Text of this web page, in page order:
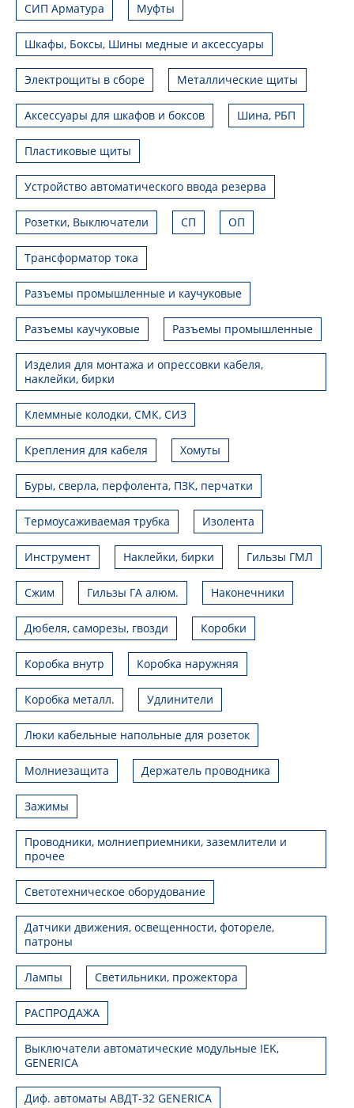
СИП Арматура Муфты
Шкафы, Боксы, Шины медные и аксессуары
Электрощиты в сборе Металлические щиты
Аксессуары для шкафов и боксов Шина, РБП
Пластиковые щиты
Устройство автоматического ввода резерва
Розетки, Выключатели СП ОП
Трансформатор тока
Разъемы промышленные и каучуковые
Разъемы каучуковые Разъемы промышленные
Изделия для монтажа и опрессовки кабеля,
наклейки, бирки
Клеммные колодки, СМК, СИЗ
Крепления для кабеля Хомуты
Буры, сверла, перфолента, ПЗК, перчатки
Термоусаживаемая трубка Изолента
Инструмент Наклейки, бирки Гильзы ГМЛ
Сжим Гильзы ГА алюм. Наконечники
Дюбеля, саморезы, гвозди Коробки
Коробка внутр Коробка наружняя
Коробка металл. Удлинители
Люки кабельные напольные для розеток
Молниезащита Держатель проводника
Зажимы
Проводники, молниеприемники, заземлители и
прочее
Светотехническое оборудование
Датчики движения, освещенности, фотореле,
патроны
Лампы Светильники, прожектора
РАСПРОДАЖА
Выключатели автоматические модульные IEK,
GENERICA
Диф. автоматы АВДТ-32 GENERICA